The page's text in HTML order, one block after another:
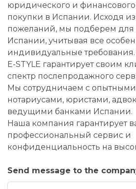
юридического и
покупки в Испании. Исходя
пожеланий, мы подберем для
Испании, учитывая все
индивидуальные
E-STYLE гарантирует своим
спектр послепродажного
Мы сотрудничаем с
нотариусами, юристами,
ведущими банками Испании.
Наша компания гарантирует
профессиональный сервис и
конфиденциальность на
Send message to the